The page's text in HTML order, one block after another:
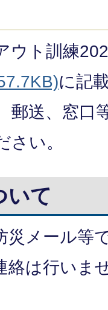
ウト訓練
に記
郵送、窓口
さい。
いて
災メール等
絡は行いま